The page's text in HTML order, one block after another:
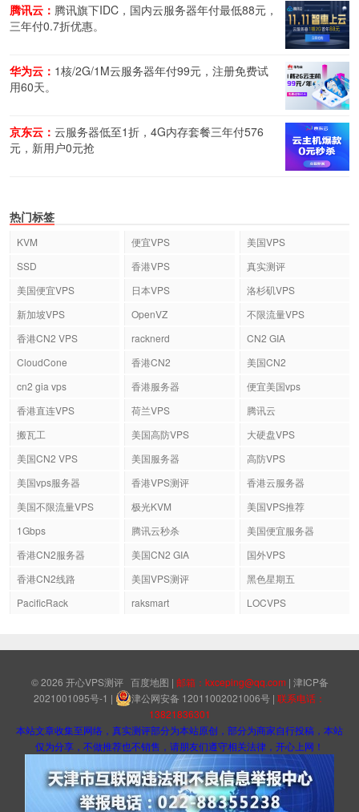
腾讯云： 腾讯旗下IDC，国内云服务器年付最低88元，
三年付0.7折优惠。
华为云： 1核/2G/1M云服务器年付99元，注册免费试
用60天。
京东云： 云服务器低至1折，4G内存套餐三年付576
元，新用户0元抢
热门标签
KVM 便宜VPS
美国VPS
SSD
香港VPS
真实测评
美国便宜VPS
日本VPS
洛杉矶VPS
新加坡VPS
OpenVZ
不限流量VPS
香港CN2 VPS
racknerd
CN2 GIA
CloudCone
香港CN2
美国CN2
cn2 gia vps
香港服务器
便宜美国vps
香港直连VPS
荷兰VPS
腾讯云
搬瓦工
美国高防VPS
大硬盘VPS
美国CN2 VPS
美国服务器
高防VPS
美国vps服务器
香港VPS测评
香港云服务器
美国不限流量VPS
极光KVM
美国VPS推荐
1Gbps
腾讯云秒杀
美国便宜服务器
香港CN2服务器
美国CN2 GIA
国外VPS
香港CN2线路
美国VPS测评
黑色星期五
PacificRack
raksmart LOCVPS
© 2026 开心VPS测评 百度地图 | 邮箱：kxceping@qq.com | 津ICP备
2021001095号-1 | 津公网安备 12011002021006号 | 联系电话：
13821836301
本站文章收集至网络，真实测评部分为本站原创，部分为商家自行投稿，本站
仅为分享，不做推荐也不销售，请朋友们遵守相关法律，开心上网！